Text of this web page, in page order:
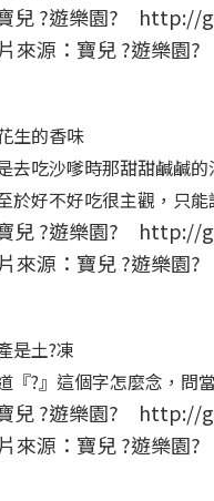
來源：寶兒 ?遊樂
生的香味
去吃沙嗲時那甜甜鹹鹹
於好不好吃很主觀，只
來源：寶兒 ?遊樂
是土?凍
『?』這個字怎麼念，問
來源：寶兒 ?遊樂